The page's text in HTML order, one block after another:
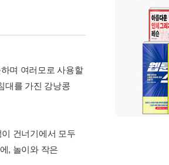
며 여러모로 사용할
대를 가진 강낭콩
건너기에서 모두
, 놀이와 작은